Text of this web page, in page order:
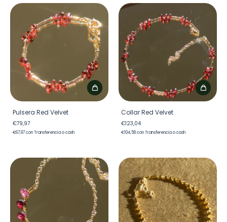
Pulsera Red Velvet
€79,97
€67,97conTransferencia o cash
Collar Red Velvet
€123,04
€104,58conTransferencia o cash